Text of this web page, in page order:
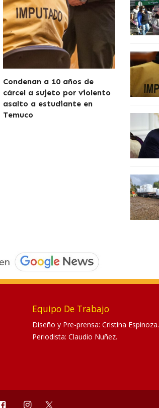
Condenan a 10 años de
cárcel a sujeto por violento
asalto a estudiante en
Temuco
Equipo De Trabajo
Diseño y Pre-prensa: Cristina Espinoza.
Periodista: Claudio Nuñez.